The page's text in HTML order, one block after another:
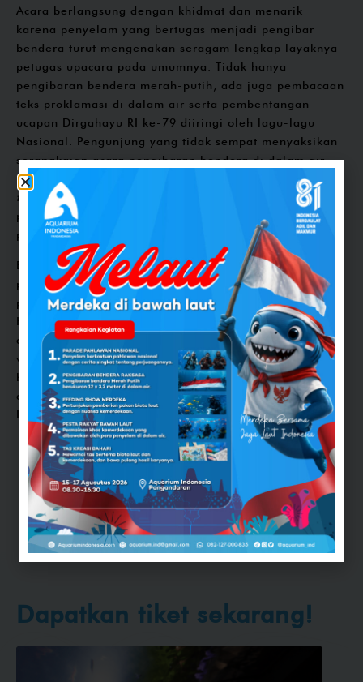
Acara berlangsung dengan khidmat dan menarik
karena penyelam yang bertugas menjadi pengibar
bendera turut mengenakan seragam lengkap layaknya
petugas upacara pada umumnya. Tidak hanya
pengibaran bendera merah-putih, ada juga pembacaan
teks proklamasi di dalam air serta pembentangan
ucapan Dirgahayu RI ke-79 diiringi oleh lagu-lagu
Nasional. Pengunjung yang tidak sempat menyaksikan
serangkaian acara pengibaran bendera di dalam air
tidak lantas berkecil hati, karena masih ada atraksi
feeding show
yang dilakukan setelahnya. Kemudian
pelaksanaan acara penurunan bendera Merah Putih
pada 14.00 WIB.
Berbagai pengalaman seru dan unik menjadi
pelengkap momen kemerdekaan yang dirasakan
pengunjung di Aquarium Indonesia Pangandaran pada
HUT RI ke-79. Mulai dari
aquarium yang telah
didekorasi dengan tema Kemerdekaan hingga menjadi
visual yang menarik untuk berswafoto, dan terdapat
beberapa quiz yang dibawakan oleh
Education Guide
dengan hadiah berupa
merchandise
Aquarium
Indonesia Pangandaran.
Dapatkan tiket sekarang!